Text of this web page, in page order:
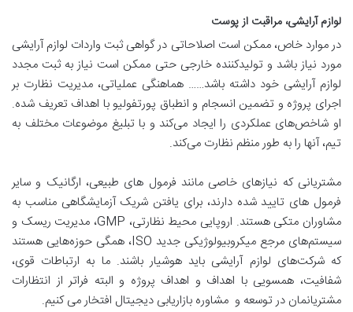
لوازم آرایشی، مراقبت از پوست
در موارد خاص، ممکن است اصلاحاتی در گواهی ثبت واردات لوازم آرایشی
مورد نیاز باشد و تولیدکننده خارجی حتی ممکن است نیاز به ثبت مجدد
لوازم آرایشی خود داشته باشد…… هماهنگی عملیاتی، مدیریت نظارت بر
اجرای پروژه و تضمین انسجام و انطباق پورتفولیو با اهداف تعریف شده.
او شاخص‌های عملکردی را ایجاد می‌کند و با تبلیغ موضوعات مختلف به
تیم، آنها را به طور منظم نظارت می‌کند.
مشتریانی که نیازهای خاصی مانند فرمول های طبیعی، ارگانیک و سایر
فرمول های تایید شده دارند، برای یافتن شریک آزمایشگاهی مناسب به
مشاوران متکی هستند. اروپایی محیط نظارتی، GMP، مدیریت ریسک و
سیستم‌های مرجع میکروبیولوژیکی جدید ISO، همگی حوزه‌هایی هستند
که شرکت‌های لوازم آرایشی باید هوشیار باشند. ما به ارتباطات قوی،
شفافیت، همسویی با اهداف و اهداف پروژه و البته فراتر از انتظارات
مشتریانمان در توسعه و مشاوره بازاریابی دیجیتال افتخار می کنیم.